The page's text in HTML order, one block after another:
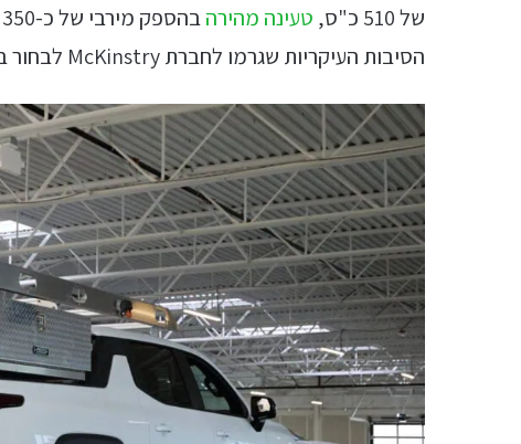
של 510 כ"ס,
טעינה מהירה
הסיבות העיקריות שגרמו לחברת McKinstry לבחור בו כרכב העבודה העיקרי שלהם.